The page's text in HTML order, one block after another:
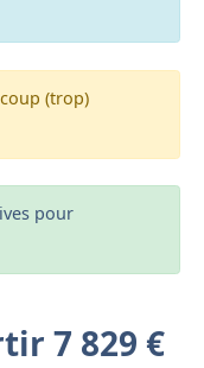
(trop)
pour
7 829 €